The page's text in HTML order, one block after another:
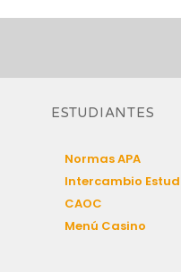
ESTUDIANTES
Normas APA
Intercambio
CAOC
Menú Casino